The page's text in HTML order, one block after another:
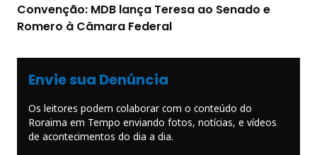
Convenção: MDB lança Teresa ao Senado e
Romero à Câmara Federal
Envie sua Denúncia
Os leitores podem colaborar com o conteúdo do
Roraima em Tempo enviando fotos, notícias, e vídeos
de acontecimentos do dia a dia.